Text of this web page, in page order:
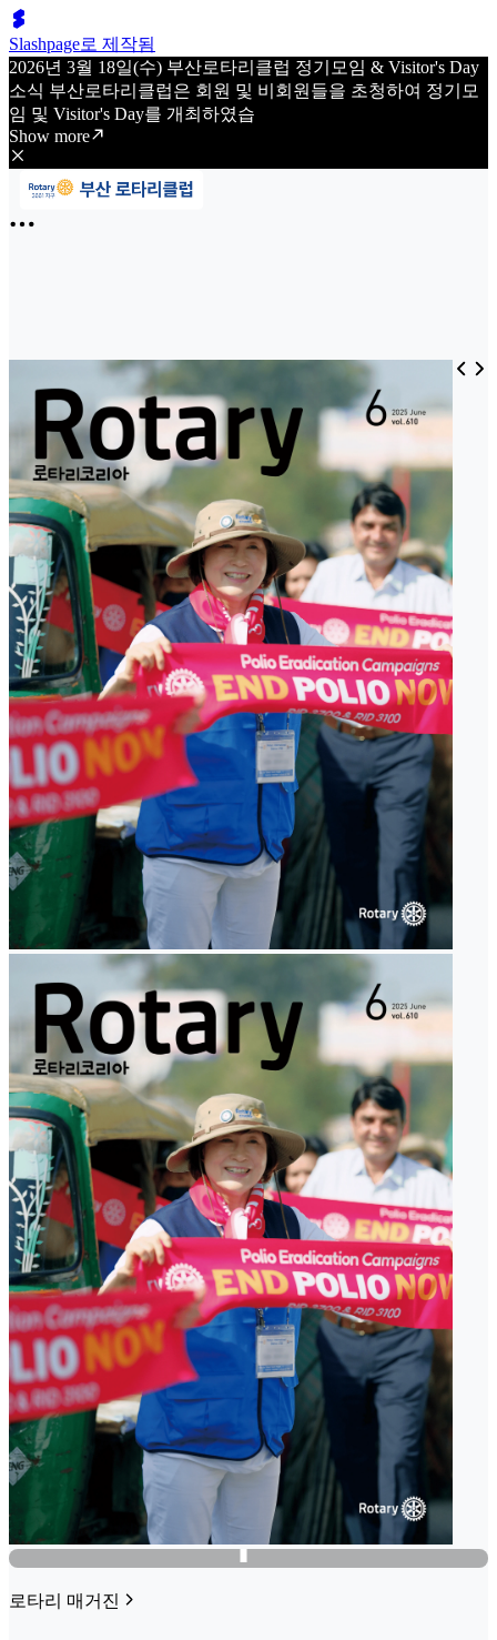
Slashpage로 제작됨
2026년 3월 18일(수) 부산로타리클럽 정기모임 & Visitor's Day
소식 부산로타리클럽은 회원 및 비회원들을 초청하여 정기모
임 및 Visitor's Day를 개최하였습
Show more
로타리 매거진